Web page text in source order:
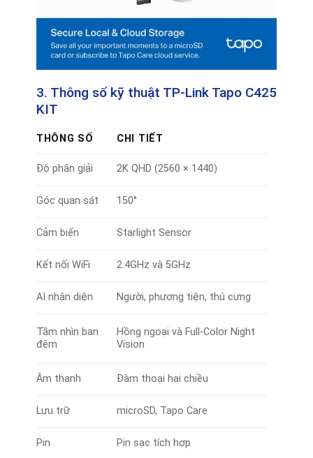
3. Thông số kỹ thuật TP-Link Tapo C425
KIT
THÔNG SỐ CHI TIẾT
Độ phân giải 2K QHD (2560 × 1440)
Góc quan sát 150°
Cảm biến Starlight Sensor
Kết nối WiFi 2.4GHz và 5GHz
AI nhận diện Người, phương tiện, thú cưng
Tầm nhìn ban
đêm
Hồng ngoại và Full-Color Night
Vision
Âm thanh Đàm thoại hai chiều
Lưu trữ microSD, Tapo Care
Pin Pin sạc tích hợp